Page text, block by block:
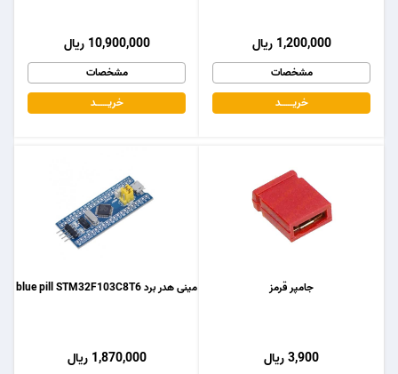
10,900,000 ریال
مشخصات
خریـــــــد
1,200,000 ریال
مشخصات
خریـــــــد
مینی هدر برد blue pill STM32F103C8T6
1,870,000 ریال
جامپر قرمز
3,900 ریال